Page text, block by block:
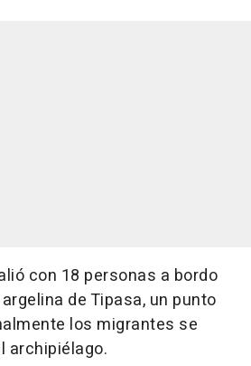
con 18 personas a bordo
de Tipasa, un punto
los migrantes se
archipiélago.